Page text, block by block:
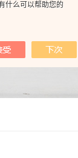
什么可以帮助您的